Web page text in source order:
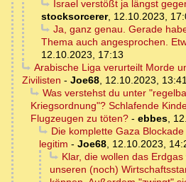
Israel verstößt ja längst
stocksorcerer, 12.10.2023,
Ja, ganz genau. Gerade
Thema auch angesprochen.
12.10.2023, 17:13
Arabische Liga verurteilt Morde
Zivilisten - Joe68, 12.10.2023,
Was verstehst du unter
Kriegsordnung"? Schlafende
Flugzeugen zu töten? - ebbes,
Die komplette Gaza
legitim - Joe68, 12.10.2023,
Klar, die wollen das
unseren (noch)